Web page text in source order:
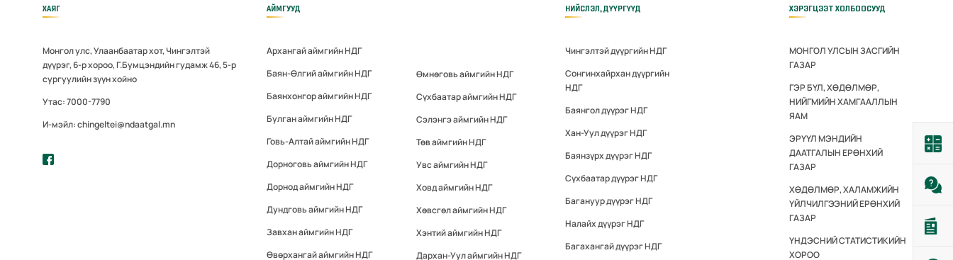
ХАЯГ
Монгол улс, Улаанбаатар хот, Чингэлтэй
дүүрэг, 6-р хороо, Г.Бумцэндийн гудамж 46, 5-р
сургуулийн зүүн хойно
Утас: 7000-7790
И-мэйл: chingeltei@ndaatgal.mn
АЙМГУУД
Архангай аймгийн НДГ
Баян-Өлгий аймгийн НДГ
Баянхонгор аймгийн НДГ
Булган аймгийн НДГ
Говь-Алтай аймгийн НДГ
Дорноговь аймгийн НДГ
Дорнод аймгийн НДГ
Дундговь аймгийн НДГ
Завхан аймгийн НДГ
Өвөрхангай аймгийн НДГ
Өмнөговь аймгийн НДГ
Сүхбаатар аймгийн НДГ
Сэлэнгэ аймгийн НДГ
Төв аймгийн НДГ
Увс аймгийн НДГ
Ховд аймгийн НДГ
Хөвсгөл аймгийн НДГ
Хэнтий аймгийн НДГ
Дархан-Уул аймгийн НДГ
НИЙСЛЭЛ, ДҮҮРГҮҮД
Чингэлтэй дүүргийн НДГ
Сонгинхайрхан дүүргийн
НДГ
Баянгол дүүрэг НДГ
Хан-Уул дүүрэг НДГ
Баянзүрх дүүрэг НДГ
Сүхбаатар дүүрэг НДГ
Багануур дүүрэг НДГ
Налайх дүүрэг НДГ
Багахангай дүүрэг НДГ
ХЭРЭГЦЭЭТ ХОЛБООСУУД
МОНГОЛ УЛСЫН ЗАСГИЙН
ГАЗАР
ГЭР БҮЛ, ХӨДӨЛМӨР,
НИЙГМИЙН ХАМГААЛЛЫН
ЯАМ
ЭРҮҮЛ МЭНДИЙН
ДААТГАЛЫН ЕРӨНХИЙ
ГАЗАР
ХӨДӨЛМӨР, ХАЛАМЖИЙН
ҮЙЛЧИЛГЭЭНИЙ ЕРӨНХИЙ
ГАЗАР
ҮНДЭСНИЙ СТАТИСТИКИЙН
ХОРОО